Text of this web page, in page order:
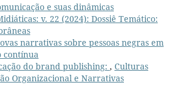
e suas dinâmicas
v. 22 (2024): Dossiê Temático:
narrativas sobre pessoas negras em
contínua
do brand publishing: , Culturas
Organizacional e Narrativas